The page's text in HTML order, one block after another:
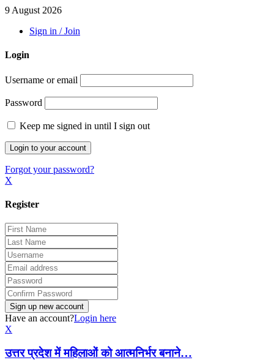
9 August 2026
Sign in / Join
Login
Username or email
Password
Keep me signed in until I sign out
Forgot your password?
X
Register
Have an account?Login here
X
उत्तर प्रदेश में महिलाओं को आत्मनिर्भर बनाने…